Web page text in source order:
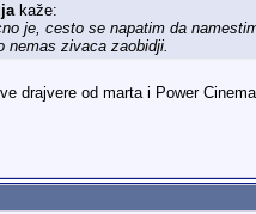
kaže:
je, cesto se napatim da
nemas zivaca zaobidji.
drajvere od marta i Power